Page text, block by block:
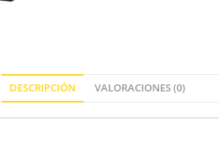
DESCRIPCIÓN VALORACIONES (0)